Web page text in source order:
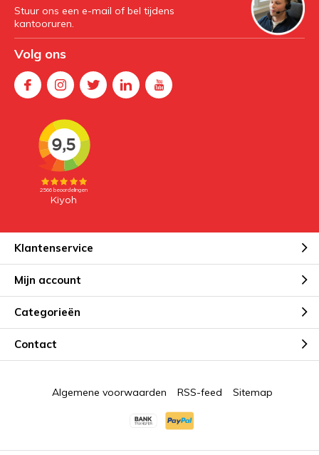
Stuur ons een e-mail of bel tijdens
kantooruren.
Volg ons
Klantenservice
Mijn account
Categorieën
Contact
Algemene voorwaarden RSS-feed Sitemap